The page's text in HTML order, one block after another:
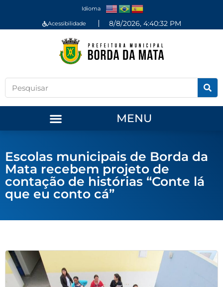
Idioma
Acessibilidade 8/8/2026, 4:40:32 PM
MENU
Escolas municipais de Borda da
Mata recebem projeto de
contação de histórias “Conte lá
que eu conto cá”